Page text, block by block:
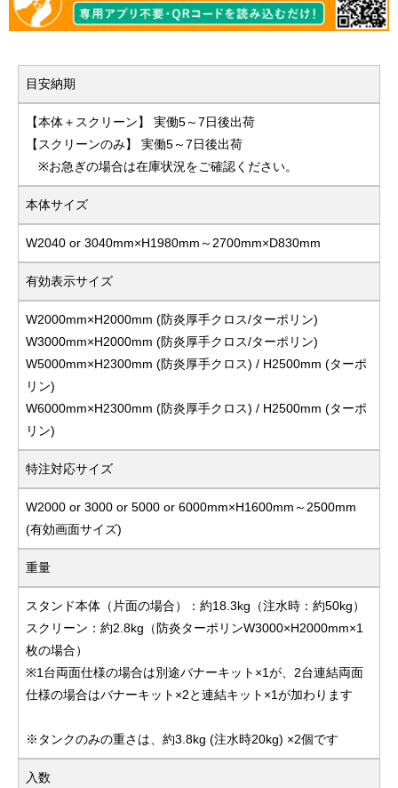
目安納期
【本体＋スクリーン】 実働5～7日後出荷
【スクリーンのみ】 実働5～7日後出荷
※お急ぎの場合は在庫状況をご確認ください。
本体サイズ
W2040 or 3040mm×H1980mm～2700mm×D830mm
有効表示サイズ
W2000mm×H2000mm (防炎厚手クロス/ターポリン)
W3000mm×H2000mm (防炎厚手クロス/ターポリン)
W5000mm×H2300mm (防炎厚手クロス) / H2500mm (ターポ
リン)
W6000mm×H2300mm (防炎厚手クロス) / H2500mm (ターポ
リン)
特注対応サイズ
W2000 or 3000 or 5000 or 6000mm×H1600mm～2500mm
(有効画面サイズ)
重量
スタンド本体（片面の場合）：約18.3kg（注水時：約50kg）
スクリーン：約2.8kg（防炎ターポリンW3000×H2000mm×1
枚の場合）
※1台両面仕様の場合は別途バナーキット×1が、2台連結両面
仕様の場合はバナーキット×2と連結キット×1が加わります
※タンクのみの重さは、約3.8kg (注水時20kg) ×2個です
入数